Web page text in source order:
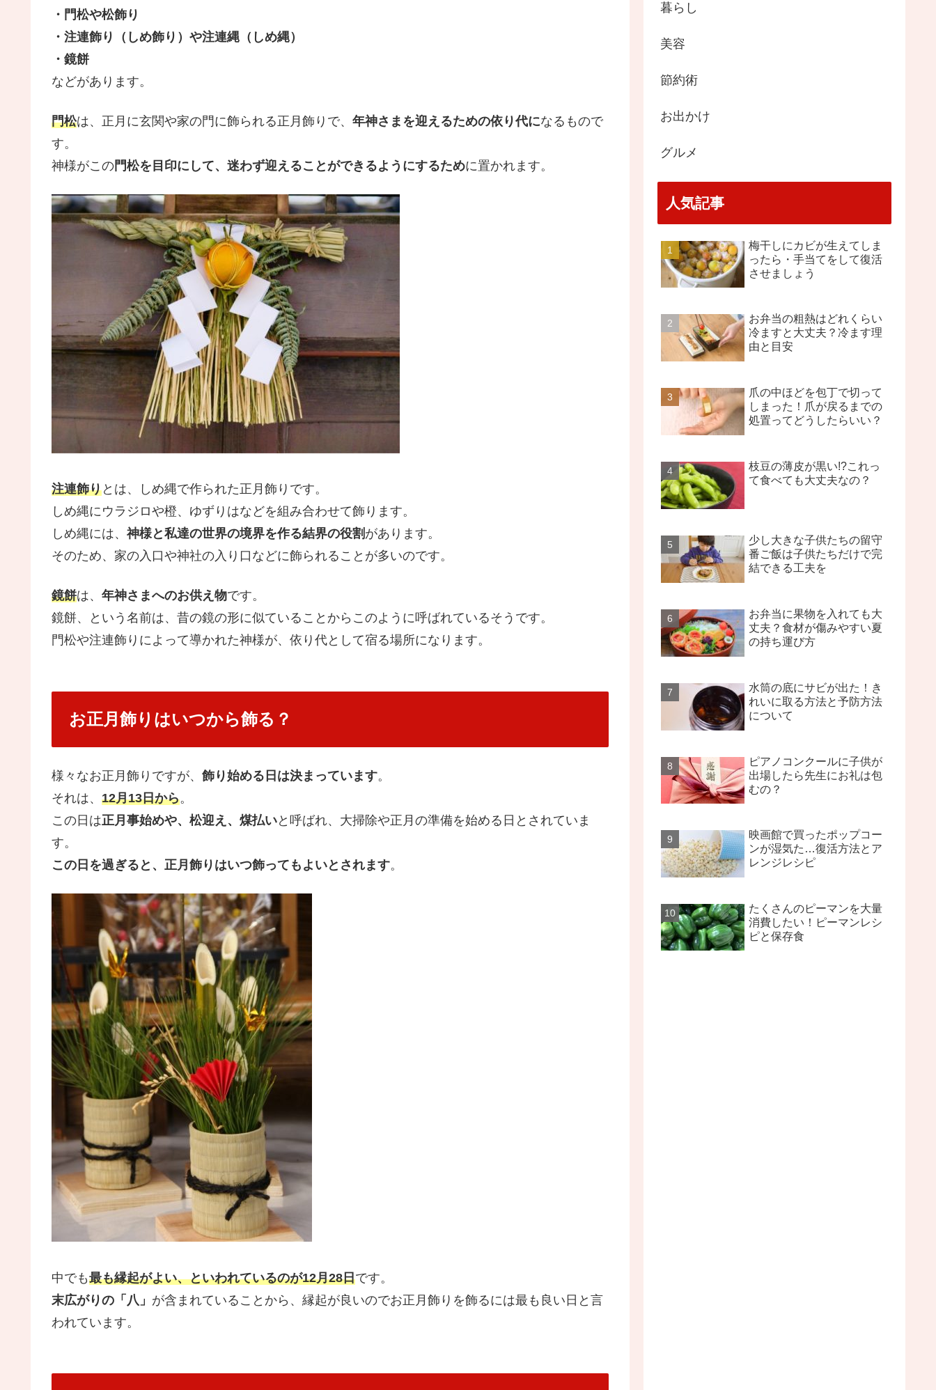
・門松や松飾り
・注連飾り（しめ飾り）や注連縄（しめ縄）
・鏡餅
などがあります。
門松は、正月に玄関や家の門に飾られる正月飾りで、 年神さまを迎えるための依り代になるもので
す。
神様がこの門松を目印にして、迷わず迎えることができるようにするために置かれます。
注連飾りとは、しめ縄で作られた正月飾りです。
しめ縄にウラジロや橙、ゆずりはなどを組み合わせて飾ります。
しめ縄には、 神様と私達の世界の境界を作る結界の役割 があります。
そのため、家の入口や神社の入り口などに飾られることが多いのです。
鏡餅は、 年神さまへのお供え物です。
鏡餅、という名前は、昔の鏡の形に似ていることからこのように呼ばれているそうです。
門松や注連飾りによって導かれた神様が、依り代として宿る場所になります。
お正月飾りはいつから飾る？
様々なお正月飾りですが、 飾り始める日は決まっています。
それは、 12月13日から。
この日は正月事始めや、松迎え、煤払いと呼ばれ、大掃除や正月の準備を始める日とされていま
す。
この日を過ぎると、正月飾りはいつ飾ってもよいとされます。
中でも最も縁起がよい、といわれているのが12月28日です。
末広がりの「八」 が含まれていることから、縁起が良いのでお正月飾りを飾るには最も良い日と言
われています。
暮らし
美容
節約術
お出かけ
グルメ
人気記事
梅干しにカビが生えてしま
ったら・手当てをして復活
させましょう
お弁当の粗熱はどれくらい
冷ますと大丈夫？冷ます理
由と目安
爪の中ほどを包丁で切って
しまった！爪が戻るまでの
処置ってどうしたらいい？
枝豆の薄皮が黒い!?これっ
て食べても大丈夫なの？
少し大きな子供たちの留守
番ご飯は子供たちだけで完
結できる工夫を
お弁当に果物を入れても大
丈夫？食材が傷みやすい夏
の持ち運び方
水筒の底にサビが出た！き
れいに取る方法と予防方法
について
ピアノコンクールに子供が
出場したら先生にお礼は包
むの？
映画館で買ったポップコー
ンが湿気た…復活方法とア
レンジレシピ
たくさんのピーマンを大量
消費したい！ピーマンレシ
ピと保存食